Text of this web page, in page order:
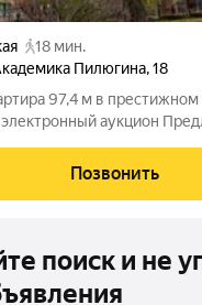
18 мин.
Пилюгина,18
97,4 м в
доме 2007 года
адресу: ул. Академика
Позвонить
поиск и не